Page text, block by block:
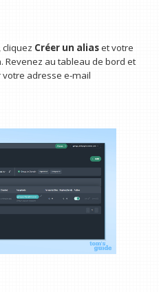
Créer un aliaset votre
Revenez au tableau de bord et
adresse e-mail